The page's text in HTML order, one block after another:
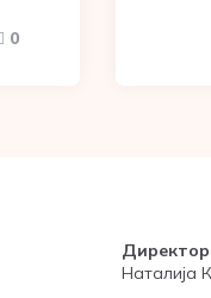
0
Директор
Наталија